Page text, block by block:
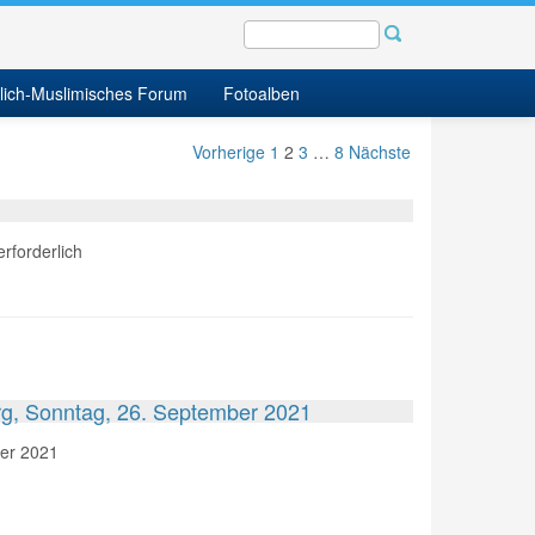
Muslimisches Forum Fotoalben
Vorherige 1 2 3 … 8 Nächste
Sonntag, 26. September 2021
2021